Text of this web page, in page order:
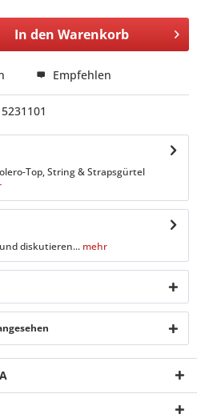
In den Warenkorb
Empfehlen
Top, String & Strapsgürtel
diskutieren... mehr